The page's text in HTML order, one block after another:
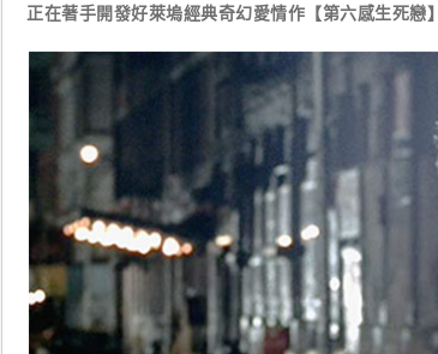
正在著手開發好萊塢經典奇幻愛情作【第六感生死戀